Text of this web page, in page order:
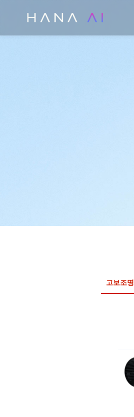
츠
고보조명